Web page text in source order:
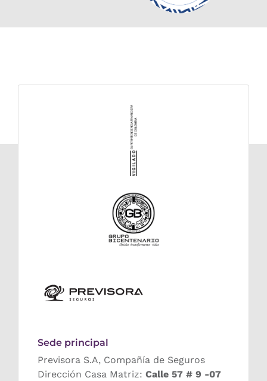
Sede principal
Previsora S.A, Compañía de Seguros
Dirección Casa Matriz: Calle 57 # 9 -07